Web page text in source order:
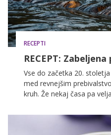
RECEPTI
RECEPT:
Vse do začetka 20.
med revnejšim
kruh. Že nekaj časa pa
ponujamo recept za